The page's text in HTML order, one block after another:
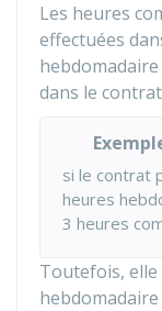
Les heures
effectuées
dans le
si le contrat
heures
3 heures
Toutefois,